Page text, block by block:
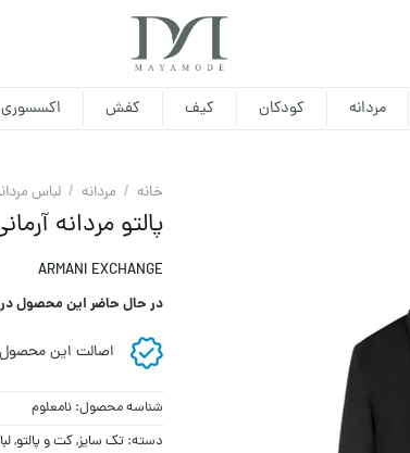
مردانه کودکان کیف کفش اکسسوری
خانه / مردانه / لباس
پالتو مردانه
ARMANI EXCHANGE
در حال حاضر این محصول
اصالت این
شناسه محصول: نامعلوم
دسته: تک سایز,کت و پالتو,